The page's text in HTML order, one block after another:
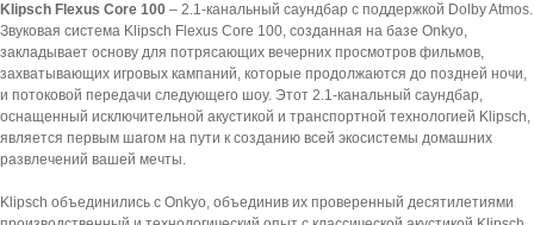
Klipsch Flexus Core 100 – 2.1-канальный саундбар с поддержкой Dolby Atmos.
Звуковая система Klipsch Flexus Core 100, созданная на базе Onkyo,
закладывает основу для потрясающих вечерних просмотров фильмов,
захватывающих игровых кампаний, которые продолжаются до поздней ночи,
и потоковой передачи следующего шоу. Этот 2.1-канальный саундбар,
оснащенный исключительной акустикой и транспортной технологией Klipsch,
является первым шагом на пути к созданию всей экосистемы домашних
развлечений вашей мечты.
Klipsch объединились с Onkyo, объединив их проверенный десятилетиями